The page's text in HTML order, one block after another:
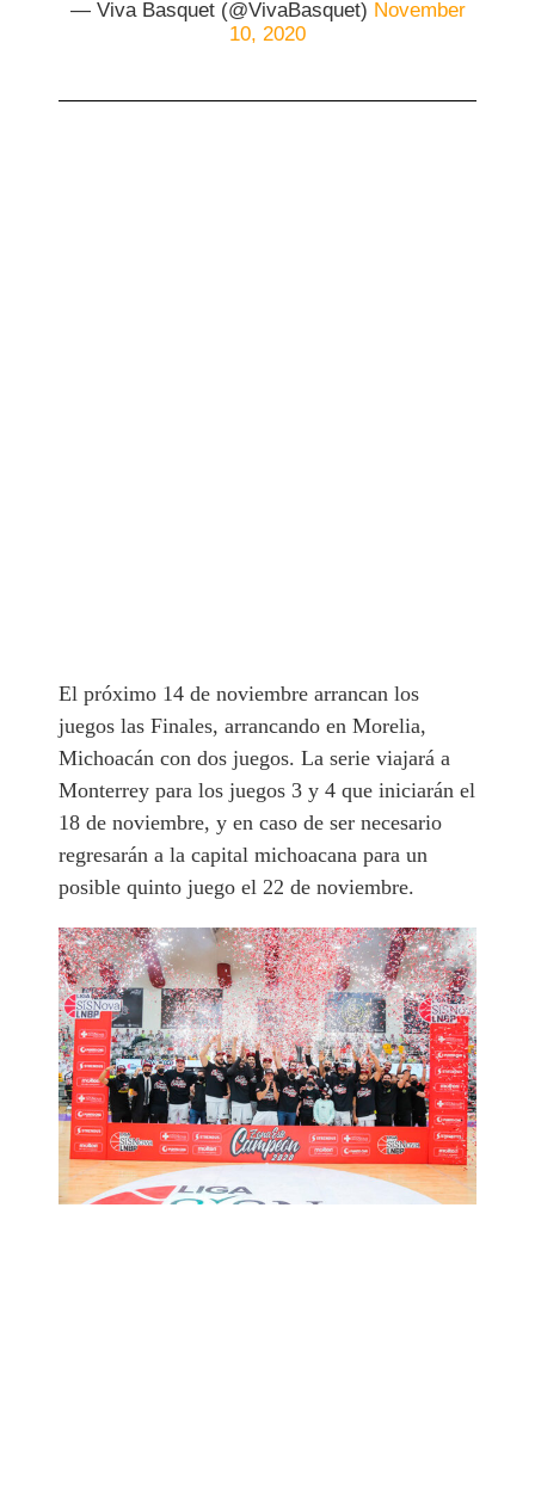
— Viva Basquet (@VivaBasquet) November
10, 2020
El próximo 14 de noviembre arrancan los
juegos las Finales, arrancando en Morelia,
Michoacán con dos juegos. La serie viajará a
Monterrey para los juegos 3 y 4 que iniciarán el
18 de noviembre, y en caso de ser necesario
regresarán a la capital michoacana para un
posible quinto juego el 22 de noviembre.